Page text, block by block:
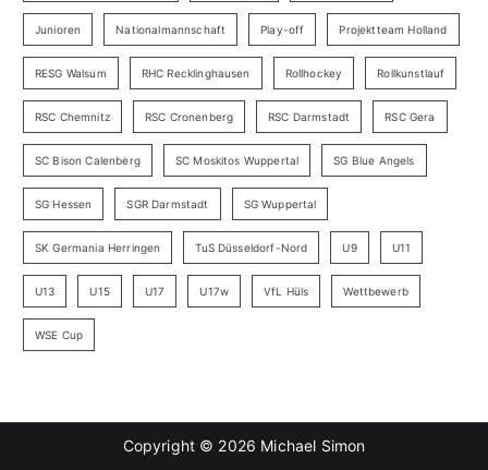
Junioren Nationalmannschaft Play-off Projektteam Holland
RESG Walsum RHC Recklinghausen Rollhockey Rollkunstlauf
RSC Chemnitz RSC Cronenberg RSC Darmstadt RSC Gera
SC Bison Calenberg SC Moskitos Wuppertal SG Blue Angels
SG Hessen SGR Darmstadt SG Wuppertal
SK Germania Herringen TuS Düsseldorf-Nord U9 U11
U13 U15 U17 U17w VfL Hüls Wettbewerb
WSE Cup
Copyright © 2026 Michael Simon